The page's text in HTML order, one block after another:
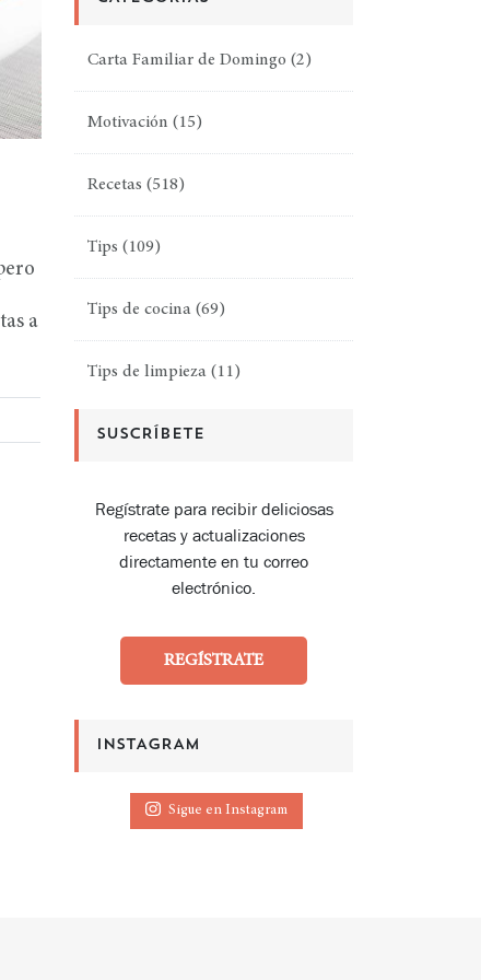
a
Carta Familiar de Domingo (2)
Motivación (15)
Recetas (518)
Tips (109)
Tips de cocina (69)
Tips de limpieza (11)
SUSCRÍBETE
Regístrate para recibir deliciosas
recetas y actualizaciones
directamente en tu correo
electrónico.
REGÍSTRATE
INSTAGRAM
Sigue en Instagram